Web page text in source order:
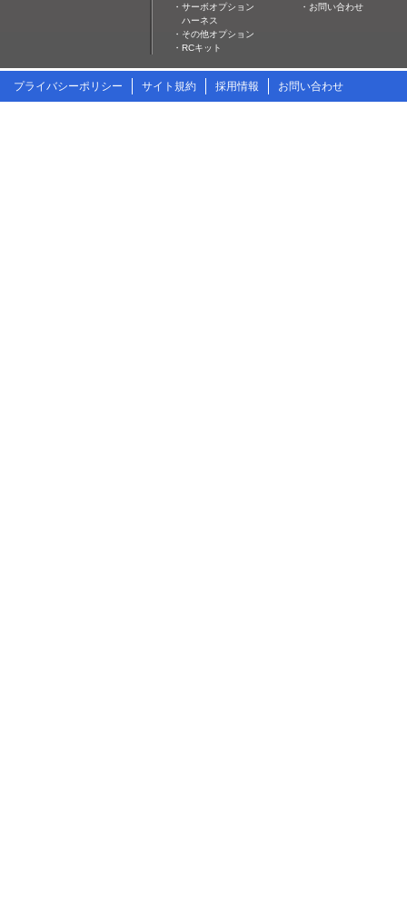
・サーボオプション
ハーネス
・その他オプション
・RCキット
・お問い合わせ
プライバシーポリシー サイト規約 採用情報 お問い合わせ